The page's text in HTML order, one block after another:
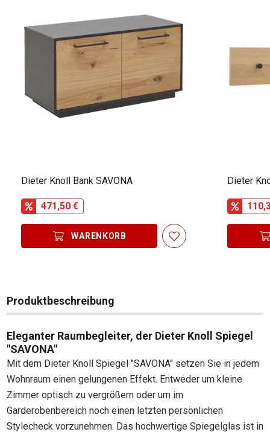
Dieter Knoll Bank SAVONA
471,50 €
WARENKORB
Dieter
Produktbeschreibung
Eleganter Raumbegleiter, der Dieter Knoll Spiegel
"SAVONA"
Mit dem Dieter Knoll Spiegel "SAVONA" setzen Sie in jedem
Wohnraum einen gelungenen Effekt. Entweder um kleine
Zimmer optisch zu vergrößern oder um im
Garderobenbereich noch einen letzten persönlichen
Stylecheck vorzunehmen. Das hochwertige Spiegelglas ist in